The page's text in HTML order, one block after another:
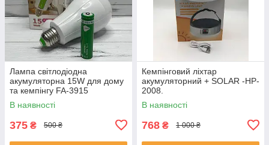
Лампа світлодіодна
акумуляторна 15W для дому
та кемпінгу FA-3915
В наявності
375 ₴ 500 ₴
Кемпінговий ліхтар
акумуляторний + SOLAR -HP-
2008.
В наявності
768 ₴ 1 000 ₴